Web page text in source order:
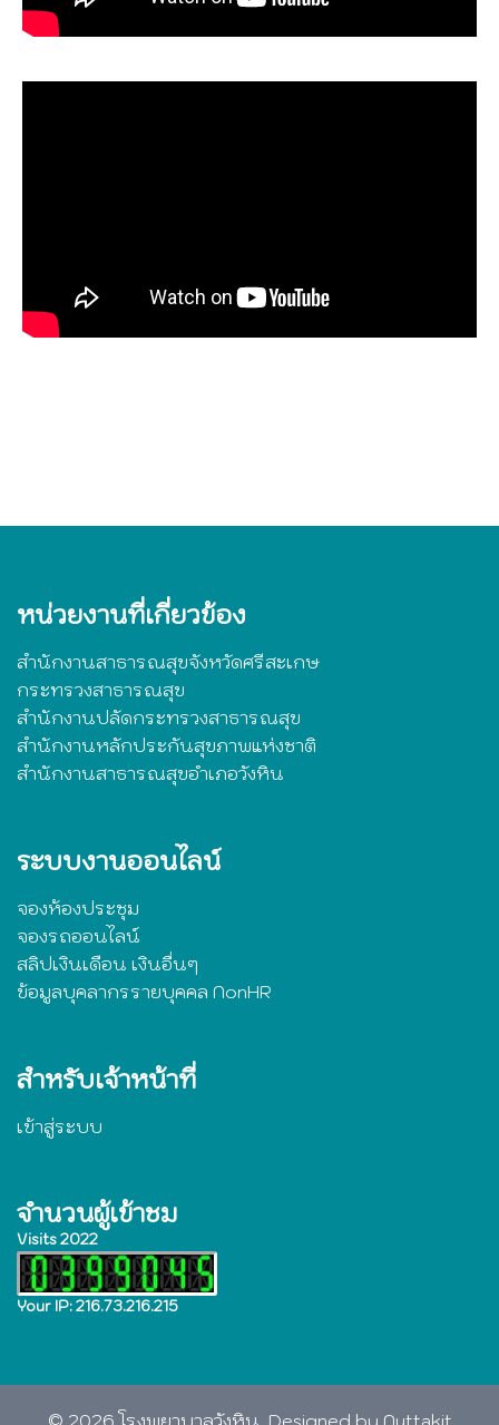
หน่วยงานที่เกี่ยวข้อง
สำนักงานสาธารณสุขจังหวัดศรีสะเกษ
กระทรวงสาธารณสุข
สำนักงานปลัดกระทรวงสาธารณสุข
สำนักงานหลักประกันสุขภาพแห่งชาติ
สำนักงานสาธารณสุขอำเภอวังหิน
ระบบงานออนไลน์
จองห้องประชุม
จองรถออนไลน์
สลิปเงินเดือน เงินอื่นๆ
ข้อมูลบุคลากรรายบุคคล NonHR
สำหรับเจ้าหน้าที่
เข้าสู่ระบบ
จำนวนผู้เข้าชม
Visits 2022
Your IP: 216.73.216.215